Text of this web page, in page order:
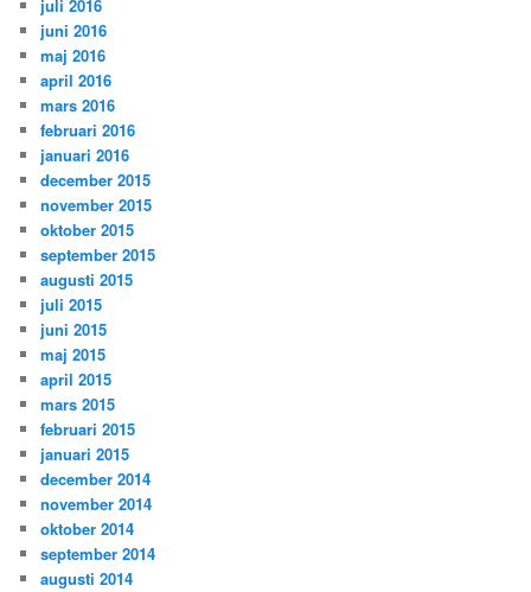
juli 2016
juni 2016
maj 2016
april 2016
mars 2016
februari 2016
januari 2016
december 2015
november 2015
oktober 2015
september 2015
augusti 2015
juli 2015
juni 2015
maj 2015
april 2015
mars 2015
februari 2015
januari 2015
december 2014
november 2014
oktober 2014
september 2014
augusti 2014